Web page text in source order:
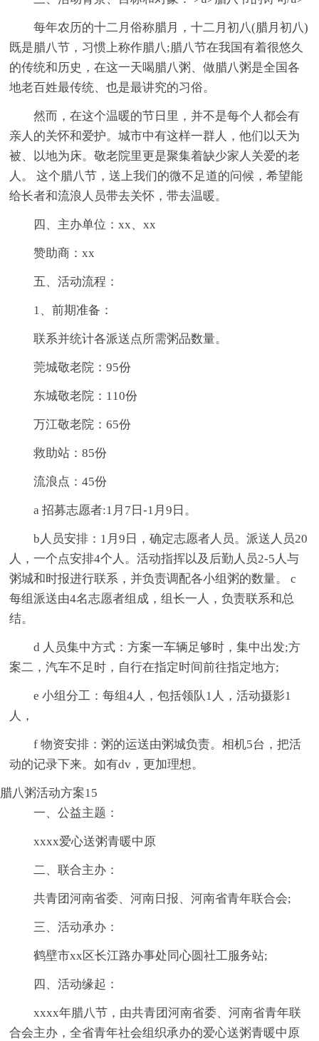
每年农历的十二月俗称腊月，十二月初八(腊月初八)
既是腊八节，习惯上称作腊八;腊八节在我国有着很悠久
的传统和历史，在这一天喝腊八粥、做腊八粥是全国各
地老百姓最传统、也是最讲究的习俗。
然而，在这个温暖的节日里，并不是每个人都会有
亲人的关怀和爱护。城市中有这样一群人，他们以天为
被、以地为床。敬老院里更是聚集着缺少家人关爱的老
人。 这个腊八节，送上我们的微不足道的问候，希望能
给长者和流浪人员带去关怀，带去温暖。
四、主办单位：xx、xx
赞助商：xx
五、活动流程：
1、前期准备：
联系并统计各派送点所需粥品数量。
莞城敬老院：95份
东城敬老院：110份
万江敬老院：65份
救助站：85份
流浪点：45份
a 招募志愿者:1月7日-1月9日。
b人员安排：1月9日，确定志愿者人员。派送人员20
人，一个点安排4个人。活动指挥以及后勤人员2-5人与
粥城和时报进行联系，并负责调配各小组粥的数量。 c
每组派送由4名志愿者组成，组长一人，负责联系和总
结。
d 人员集中方式：方案一车辆足够时，集中出发;方
案二，汽车不足时，自行在指定时间前往指定地方;
e 小组分工：每组4人，包括领队1人，活动摄影1
人，
f 物资安排：粥的运送由粥城负责。相机5台，把活
动的记录下来。如有dv，更加理想。
腊八粥活动方案15
一、公益主题：
xxxx爱心送粥青暖中原
二、联合主办：
共青团河南省委、河南日报、河南省青年联合会;
三、活动承办：
鹤壁市xx区长江路办事处同心圆社工服务站;
四、活动缘起：
xxxx年腊八节，由共青团河南省委、河南省青年联
合会主办，全省青年社会组织承办的爱心送粥青暖中原